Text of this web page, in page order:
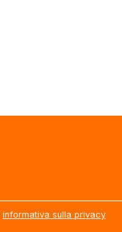
informativa sulla privacy